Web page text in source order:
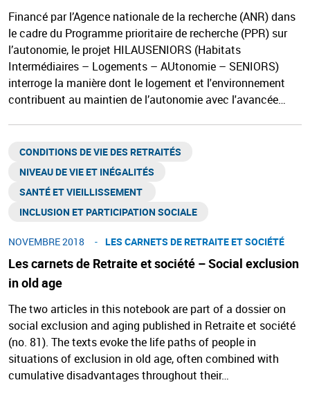
Financé par l’Agence nationale de la recherche (ANR) dans
le cadre du Programme prioritaire de recherche (PPR) sur
l’autonomie, le projet HILAUSENIORS (Habitats
Intermédiaires – Logements – AUtonomie – SENIORS)
interroge la manière dont le logement et l'environnement
contribuent au maintien de l’autonomie avec l'avancée…
Les carnets de Retraite et société – Social exclusion
in old age
CONDITIONS DE VIE DES RETRAITÉS
NIVEAU DE VIE ET INÉGALITÉS​
SANTÉ ET VIEILLISSEMENT ​
INCLUSION ET PARTICIPATION SOCIALE
NOVEMBRE 2018 LES CARNETS DE RETRAITE ET SOCIÉTÉ
The two articles in this notebook are part of a dossier on
social exclusion and aging published in Retraite et société
(no. 81). The texts evoke the life paths of people in
situations of exclusion in old age, often combined with
cumulative disadvantages throughout their…